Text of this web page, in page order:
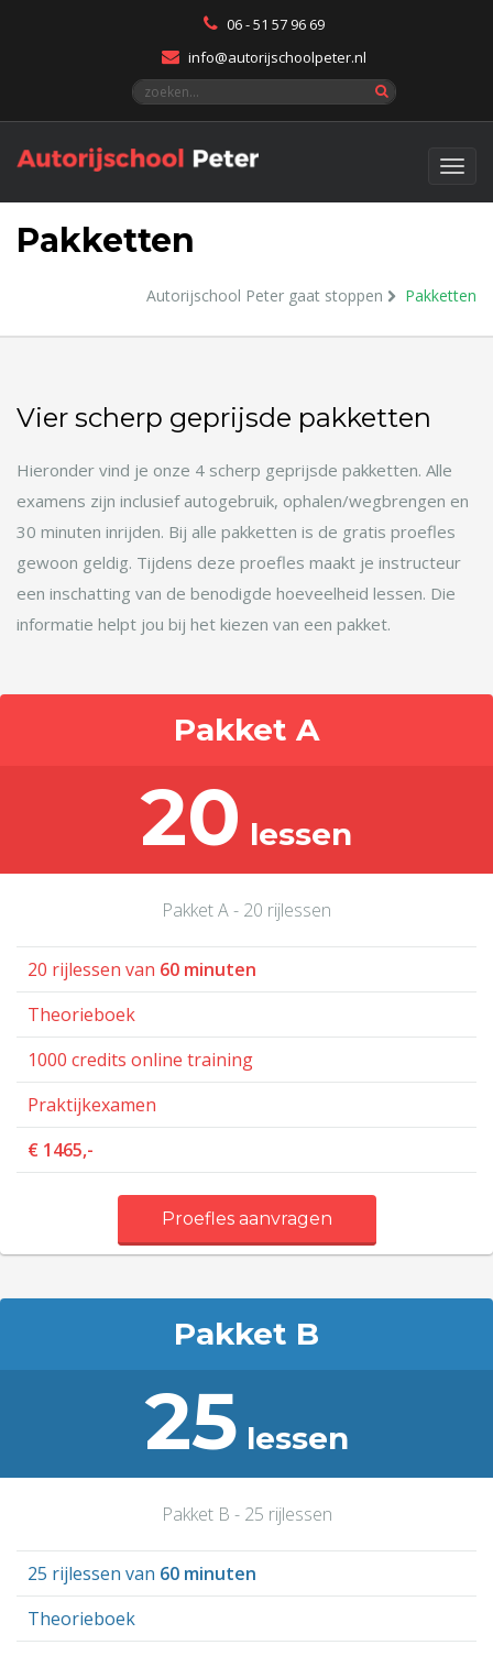
06 - 51 57 96 69
info@autorijschoolpeter.nl
Pakketten
Autorijschool Peter gaat stoppen Pakketten
Vier scherp geprijsde pakketten
Hieronder vind je onze 4 scherp geprijsde pakketten. Alle
examens zijn inclusief autogebruik, ophalen/wegbrengen en
30 minuten inrijden. Bij alle pakketten is de gratis proefles
gewoon geldig. Tijdens deze proefles maakt je instructeur
een inschatting van de benodigde hoeveelheid lessen. Die
informatie helpt jou bij het kiezen van een pakket.
Pakket A
20 lessen
Pakket A - 20 rijlessen
20 rijlessen van 60 minuten
Theorieboek
1000 credits online training
Praktijkexamen
€ 1465,-
Proefles aanvragen
Pakket B
25 lessen
Pakket B - 25 rijlessen
25 rijlessen van 60 minuten
Theorieboek